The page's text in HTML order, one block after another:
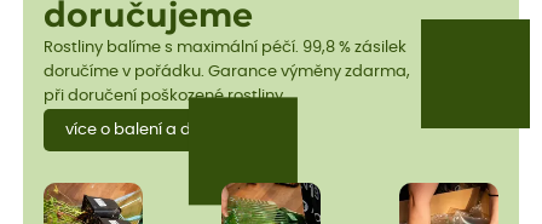
doručujeme
Rostliny balíme s maximální péčí. 99,8 % zásilek
doručíme v pořádku. Garance výměny zdarma,
při doručení poškozené rostliny.
více o balení a dopravě